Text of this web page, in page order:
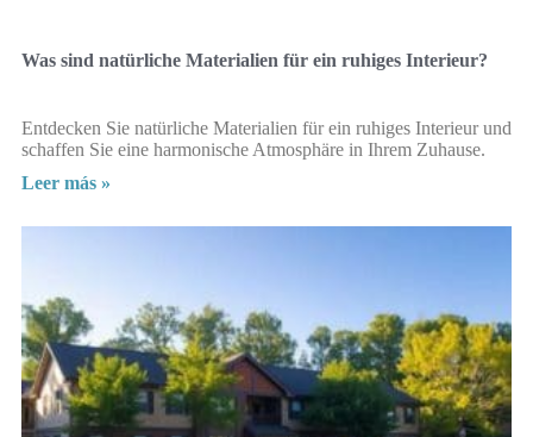
Was sind natürliche Materialien für ein ruhiges Interieur?
Entdecken Sie natürliche Materialien für ein ruhiges Interieur und
schaffen Sie eine harmonische Atmosphäre in Ihrem Zuhause.
Leer más »